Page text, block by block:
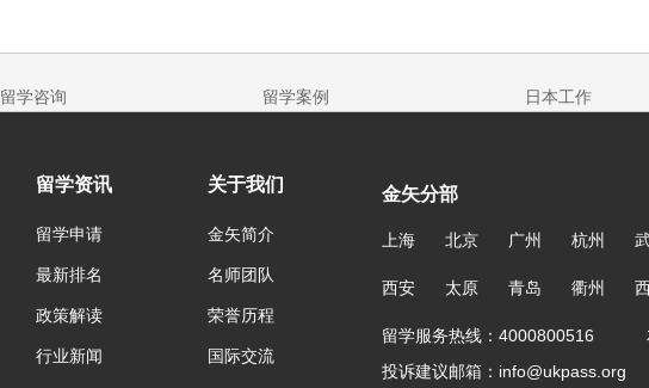
留学咨询 留学案例 日本工作
留学资讯
留学申请
最新排名
政策解读
行业新闻
关于我们
金矢简介
名师团队
荣誉历程
国际交流
金矢分部
上海 北京 广州 杭州
西安 太原 青岛 衢州
留学服务热线：4000800516
投诉建议邮箱：info@ukpass.org